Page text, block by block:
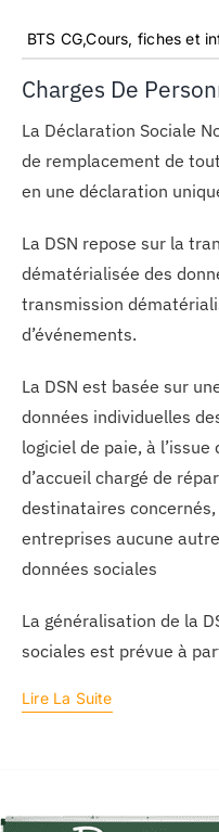
BTS CG,Cours, fiches et
Charges De
La Déclaration Sociale
de remplacement de
en une déclaration
La DSN repose sur la
dématérialisée des
transmission
d’événements.
La DSN est basée sur
données individuelles
logiciel de paie, à
d’accueil chargé de
destinataires
entreprises aucune
données sociales
La généralisation de la
sociales est prévue à
Lire La Suite